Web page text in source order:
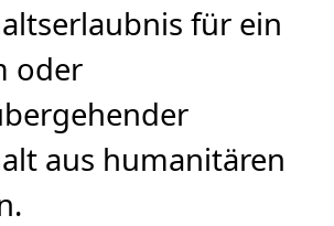
für ein
oder
aus humanitären